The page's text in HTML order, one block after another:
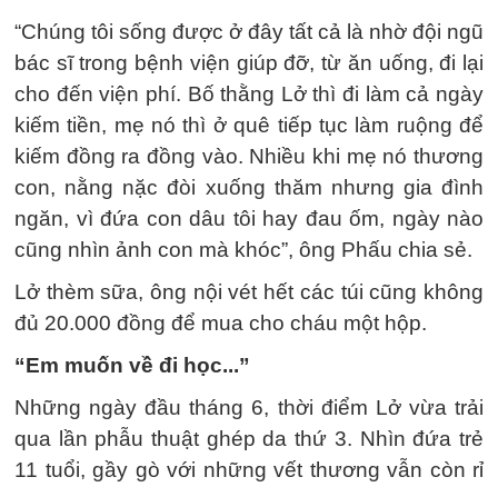
“Chúng tôi sống được ở đây tất cả là nhờ đội ngũ
bác sĩ trong bệnh viện giúp đỡ, từ ăn uống, đi lại
cho đến viện phí. Bố thằng Lở thì đi làm cả ngày
kiếm tiền, mẹ nó thì ở quê tiếp tục làm ruộng để
kiếm đồng ra đồng vào. Nhiều khi mẹ nó thương
con, nằng nặc đòi xuống thăm nhưng gia đình
ngăn, vì đứa con dâu tôi hay đau ốm, ngày nào
cũng nhìn ảnh con mà khóc”, ông Phấu chia sẻ.
Lở thèm sữa, ông nội vét hết các túi cũng không
đủ 20.000 đồng để mua cho cháu một hộp.
“Em muốn về đi học...”
Những ngày đầu tháng 6, thời điểm Lở vừa trải
qua lần phẫu thuật ghép da thứ 3. Nhìn đứa trẻ
11 tuổi, gầy gò với những vết thương vẫn còn rỉ